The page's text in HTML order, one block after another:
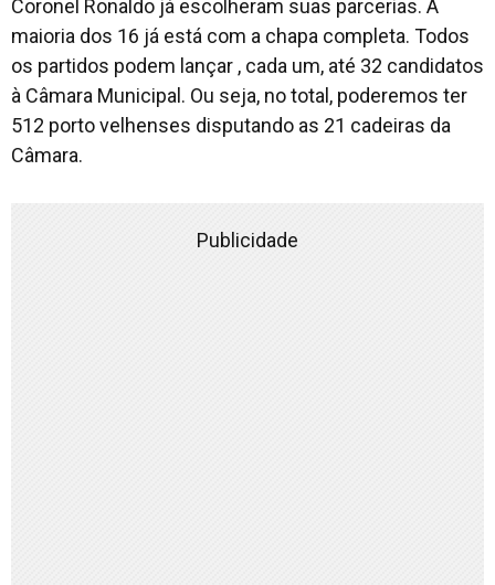
Coronel Ronaldo já escolheram suas parcerias. A
maioria dos 16 já está com a chapa completa. Todos
os partidos podem lançar , cada um, até 32 candidatos
à Câmara Municipal. Ou seja, no total, poderemos ter
512 porto velhenses disputando as 21 cadeiras da
Câmara.
Publicidade